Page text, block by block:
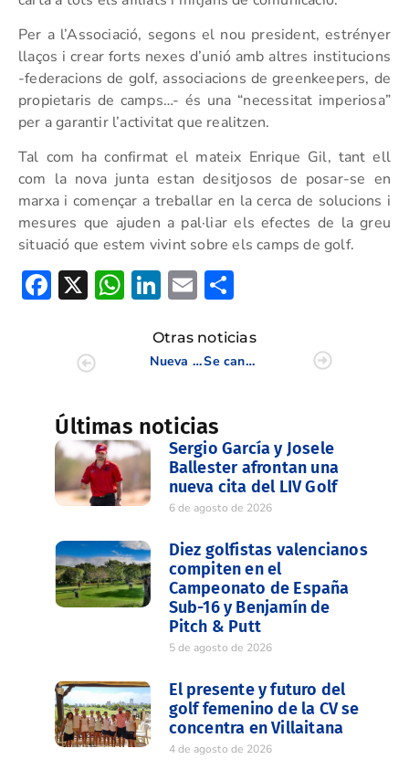
Per a l’Associació, segons el nou president, estrényer
llaços i crear forts nexes d’unió amb altres institucions
-federacions de golf, associacions de greenkeepers, de
propietaris de camps…- és una “necessitat imperiosa”
per a garantir l’activitat que realitzen.
Tal com ha confirmat el mateix Enrique Gil, tant ell
com la nova junta estan desitjosos de posar-se en
marxa i començar a treballar en la cerca de solucions i
mesures que ajuden a pal·liar els efectes de la greu
situació que estem vivint sobre els camps de golf.
Facebook
X WhatsApp
LinkedIn
Email
Otras noticias
Nueva fecha para el U.S Women’s Open
Se cancela el Open Británico
Últimas noticias
Sergio García y Josele
Ballester afrontan una
nueva cita del LIV Golf
6 de agosto de 2026
Diez golfistas valencianos
compiten en el
Campeonato de España
Sub-16 y Benjamín de
Pitch & Putt
5 de agosto de 2026
El presente y futuro del
golf femenino de la CV se
concentra en Villaitana
4 de agosto de 2026